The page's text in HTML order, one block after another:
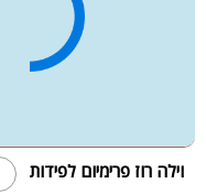
וילה רוז פרימיום לפידות